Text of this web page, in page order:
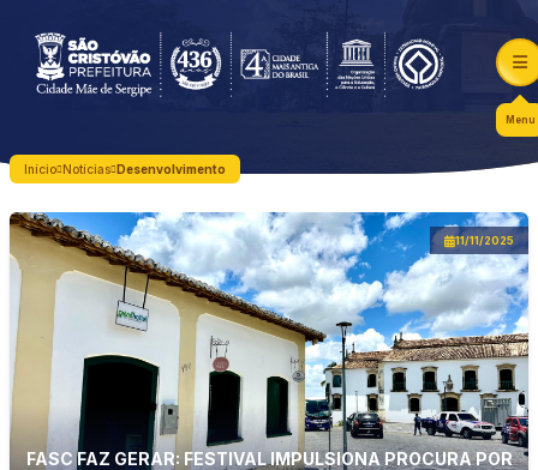
Menu
Início Notícias Desenvolvimento
11/11/2025
FASC FAZ GERAR: FESTIVAL IMPULSIONA PROCURA POR